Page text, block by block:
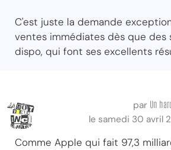
C'est juste la demande
ventes immédiates dès que des
dispo, qui font ses excellents
par Un
le samedi 30 avril
Comme Apple qui fait 97,3